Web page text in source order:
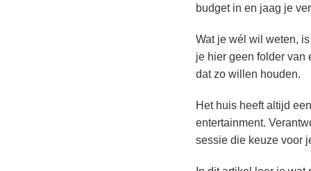
budget in en jaag je
Wat je wél wil weten,
je hier geen folder van
dat zo willen houden.
Het huis heeft altijd
entertainment.
sessie die keuze voor